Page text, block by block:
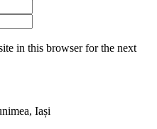
in this browser for the next